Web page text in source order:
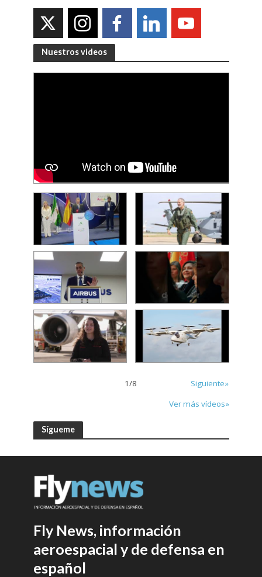
Nuestros videos
1/8
Siguiente»
Ver más vídeos»
Sígueme
Fly News, información
aeroespacial y de defensa en
español